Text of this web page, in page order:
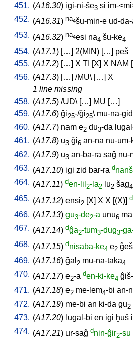
451. (A16.30) igi-ni-še3 si im-
452. (A16.31) na4šu-min-e ud-
453. (A16.32) na4esi na4 šu-ke4
454. (A17.1) […] 2(MIN) […] peš
455. (A17.2) […] X TI [X] X NAM [
456. (A17.3) […] /MU\ […] X
1 line missing
458. (A17.5) /UD\ […] MU […]
459. (A17.6) ĝi25-/ĝi25\ mu-na-gid
460. (A17.7) nam e2 du3-da
461. (A17.8) u3 ĝi6 an-na nu-um-
462. (A17.9) u3 an-ba-ra saĝ nu-
463. (A17.10) igi zid bar-ra d
464. (A17.11) den-lil 2-la2 lu2 šag4
465. (A17.12) ensi2 [X] X X [(X)] d
466. (A17.13) gu3-de2-a unu6
467. (A17.14) dĝa2-tum3-dug3-
468. (A17.15) dnisaba-ke4 e2
469. (A17.16) ĝal 2 mu-na-taka4
470. (A17.17) e2-a den-ki-ke4
471. (A17.18) e2 me-lem4-bi an-
472. (A17.19) me-bi an ki-da gu2
473. (A17.20) lugal-bi en igi ḫuš il
474. (A17.21) ur-saĝ dnin-ĝir2-su